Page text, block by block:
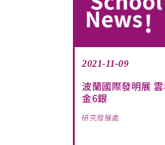
2021-11-09
波蘭國際發明展
金6銀
研究發展處